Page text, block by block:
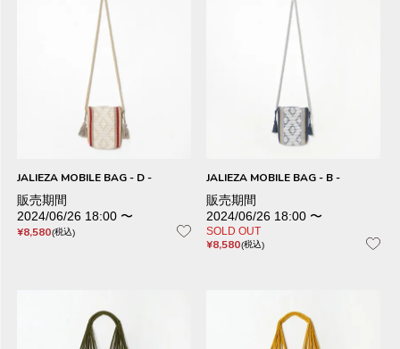
JALIEZA MOBILE BAG - D -
販売期間
2024/06/26 18:00 〜
¥8,580 税込
JALIEZA MOBILE BAG - B -
販売期間
2024/06/26 18:00 〜
SOLD OUT
¥8,580 税込